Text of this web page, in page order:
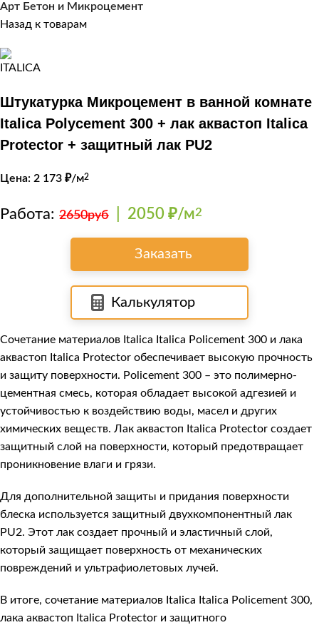
Арт Бетон и Микроцемент
Назад к товарам
Штукатурка Микроцемент в ванной комнате
Italica Polycement 300 + лак аквастоп Italica
Protector + защитный лак PU2
Цена: 2 173 ₽/м2
Работа: 2650руб 2050 ₽/м2
Заказать
Калькулятор
Сочетание материалов Italica Italica Policement 300 и лака
аквастоп Italica Protector обеспечивает высокую прочность
и защиту поверхности. Policement 300 – это полимерно-
цементная смесь, которая обладает высокой адгезией и
устойчивостью к воздействию воды, масел и других
химических веществ. Лак аквастоп Italica Protector создает
защитный слой на поверхности, который предотвращает
проникновение влаги и грязи.
Для дополнительной защиты и придания поверхности
блеска используется защитный двухкомпонентный лак
PU2. Этот лак создает прочный и эластичный слой,
который защищает поверхность от механических
повреждений и ультрафиолетовых лучей.
В итоге, сочетание материалов Italica Italica Policement 300,
лака аквастоп Italica Protector и защитного